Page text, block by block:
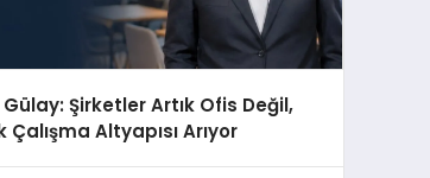
Şirketler Artık Ofis Değil,
Çalışma Altyapısı Arıyor